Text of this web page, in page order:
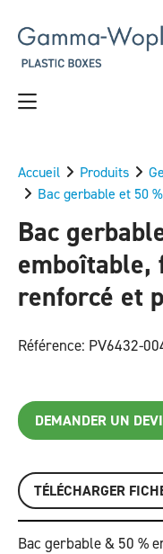
Accueil Produits
Bac gerbable et 50
Bac
emboîtable,
renforcé et
Référence: PV6432-
DEMANDER UN
TÉLÉCHARGER
Bac gerbable & 50 %